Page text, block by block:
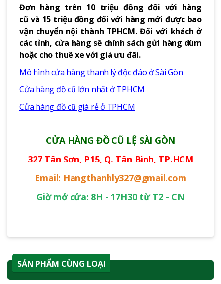
Đơn hàng trên 10 triệu đồng đối với hàng
cũ và 15 triệu đồng đối với hàng mới được bao
vận chuyển nội thành TPHCM. Đối với khách ở
các tỉnh, cửa hàng sẽ chính sách gửi hàng dùm
hoặc cho thuê xe với giá ưu đãi.
Mô hình cửa hàng thanh lý độc đáo ở Sài Gòn
Cửa hàng đồ cũ lớn nhất ở TPHCM
Cửa hàng đồ cũ giá rẻ ở TPHCM
CỬA HÀNG ĐỒ CŨ LỆ SÀI GÒN
327 Tân Sơn, P15, Q. Tân Bình, TP.HCM
Email: Hangthanhly327@gmail.com
Giờ mở cửa: 8H - 17H30 từ T2 - CN
SẢN PHẨM CÙNG LOẠI